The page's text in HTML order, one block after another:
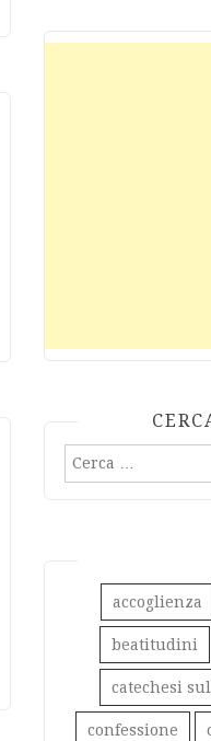
Ricerca
accoglienza
beatitudini
catechesi
confessione